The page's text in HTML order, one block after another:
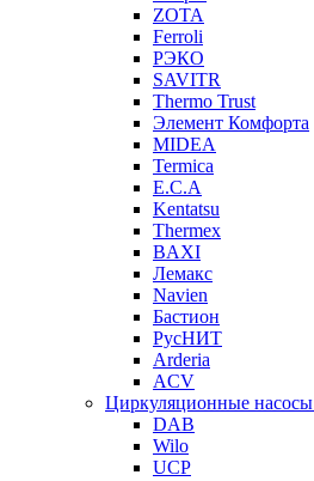
ZOTA
Ferroli
РЭКО
SAVITR
Thermo Trust
Элемент Комфорта
MIDEA
Termica
E.C.A
Kentatsu
Thermex
BAXI
Лемакс
Navien
Бастион
РусНИТ
Arderia
ACV
Циркуляционные насосы
DAB
Wilo
UCP